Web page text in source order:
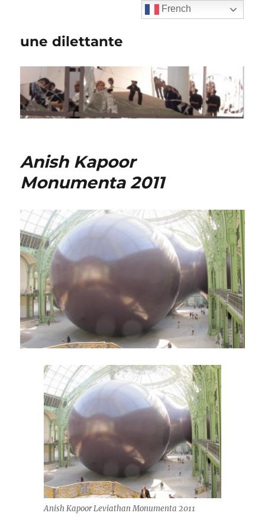
une dilettante
Anish Kapoor
Monumenta 2011
Anish Kapoor Leviathan Monumenta 2011
French